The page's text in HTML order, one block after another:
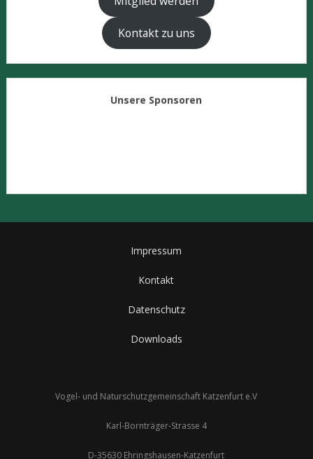
Kontakt zu uns
Unsere Sponsoren
Impressum
Kontakt
Datenschutz
Downloads
Vogel- und Naturschutzgemeinschaft Katzenfurt e.V
Karl-Bornträger-Strasse 4
D-35630 Ehringshausen-Katzenfurt